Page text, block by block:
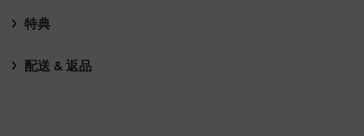
特典
配送 & 返品